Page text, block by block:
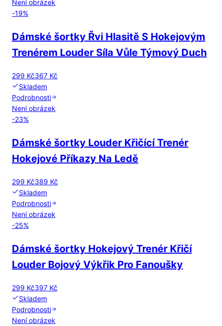
Není obrázek
-19%
Dámské šortky Řvi Hlasitě S Hokejovým
Trenérem Louder Síla Vůle Týmový Duch
299 Kč367 Kč
Skladem
Podrobnosti
Není obrázek
-23%
Dámské šortky Louder Křičící Trenér
Hokejové Příkazy Na Ledě
299 Kč389 Kč
Skladem
Podrobnosti
Není obrázek
-25%
Dámské šortky Hokejový Trenér Křičí
Louder Bojový Výkřik Pro Fanoušky
299 Kč397 Kč
Skladem
Podrobnosti
Není obrázek